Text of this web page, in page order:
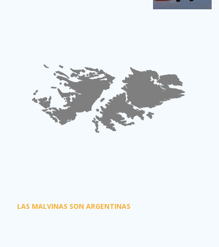
LAS MALVINAS SON ARGENTINAS